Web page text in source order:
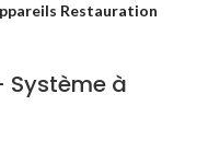
Restauration
Système à